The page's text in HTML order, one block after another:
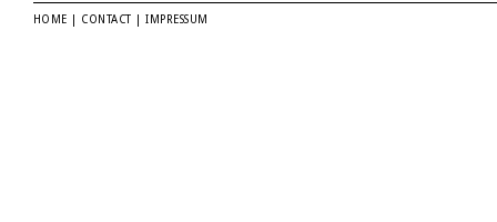
HOME CONTACT |IMPRESSUM